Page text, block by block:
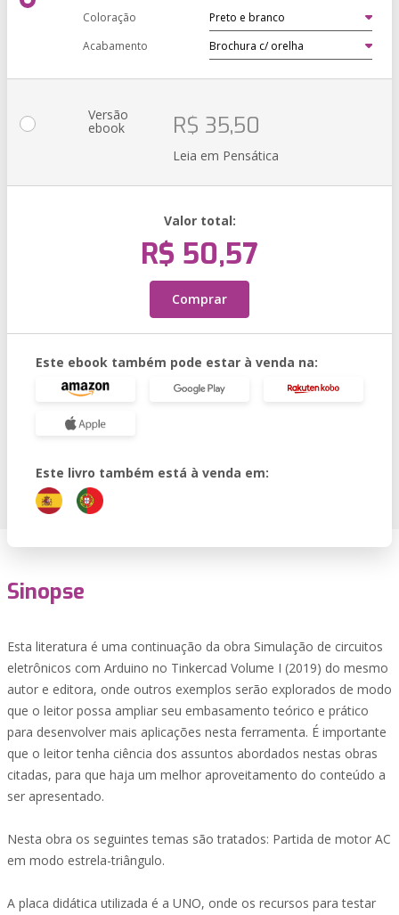
Coloração
Acabamento
Versão
ebook R$ 35,50
Leia em Pensática
Valor total:
R$ 50,57
Comprar
Este ebook também pode estar à venda na:
Este livro também está à venda em:
Sinopse
Esta literatura é uma continuação da obra Simulação de circuitos
eletrônicos com Arduino no Tinkercad Volume I (2019) do mesmo
autor e editora, onde outros exemplos serão explorados de modo
que o leitor possa ampliar seu embasamento teórico e prático
para desenvolver mais aplicações nesta ferramenta. É importante
que o leitor tenha ciência dos assuntos abordados nestas obras
citadas, para que haja um melhor aproveitamento do conteúdo a
ser apresentado.
Nesta obra os seguintes temas são tratados: Partida de motor AC
em modo estrela-triângulo.
A placa didática utilizada é a UNO, onde os recursos para testar